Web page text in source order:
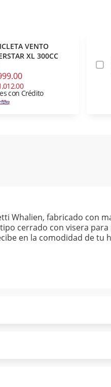
VENTO
XL 300CC
con Crédito
Whalien, fabricado con
cerrado con visera
en la comodidad de tu